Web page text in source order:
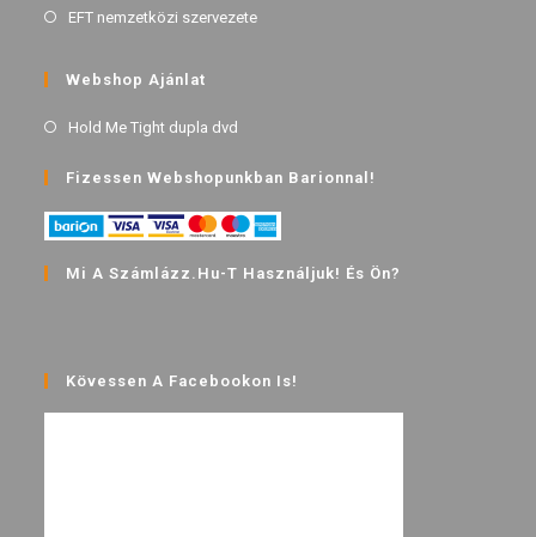
EFT nemzetközi szervezete
Webshop Ajánlat
Hold Me Tight dupla dvd
Fizessen Webshopunkban Barionnal!
Mi A Számlázz.hu-T Használjuk! És Ön?
Kövessen A Facebookon Is!